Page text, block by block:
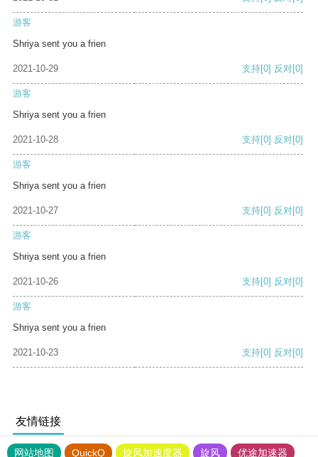
游客
Shriya sent you a frien
2021-10-29 支持[0] 反对[0]
游客
Shriya sent you a frien
2021-10-28 支持[0] 反对[0]
游客
Shriya sent you a frien
2021-10-27 支持[0] 反对[0]
游客
Shriya sent you a frien
2021-10-26 支持[0] 反对[0]
游客
Shriya sent you a frien
2021-10-23 支持[0] 反对[0]
友情链接
网站地图 QuickQ 旋风加速度器 旋风 优途加速器